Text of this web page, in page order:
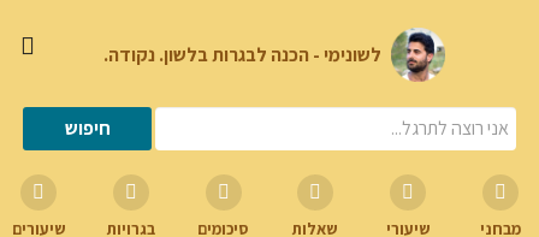
לשונימי - הכנה לבגרות בלשון. נקודה.
מבחני
שיעורי
שאלות
סיכומים
בגרויות
שיעורים